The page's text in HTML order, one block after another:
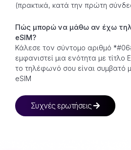
(πρακτικά, κατά την πρώτη
Πώς μπορώ να μάθω αν έχω
eSIM?
Κάλεσε τον σύντομο αριθμό
εμφανιστεί μια ενότητα με τίτλο
το τηλέφωνό σου είναι συμβατό
eSIM
Συχνές ερωτήσεις